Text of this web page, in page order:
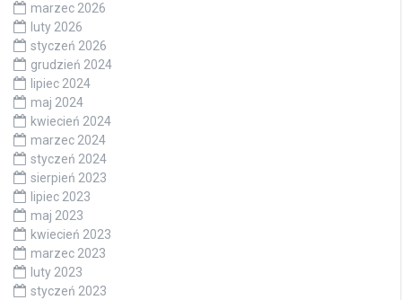
marzec 2026
luty 2026
styczeń 2026
grudzień 2024
lipiec 2024
maj 2024
kwiecień 2024
marzec 2024
styczeń 2024
sierpień 2023
lipiec 2023
maj 2023
kwiecień 2023
marzec 2023
luty 2023
styczeń 2023